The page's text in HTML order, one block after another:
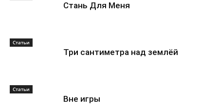
Стань Для Меня
Статьи
Три сантиметра над землёй
Статьи
Вне игры